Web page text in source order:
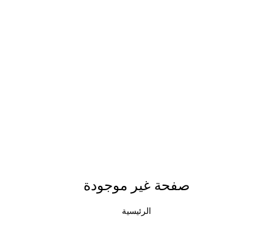
صفحة غير موجودة
الرئيسية